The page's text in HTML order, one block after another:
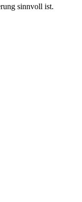
sinnvoll ist.